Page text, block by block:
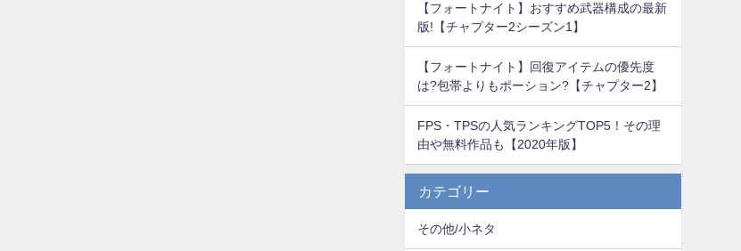
【フォートナイト】おすすめ武器構成の最新
版!【チャプター2シーズン1】
【フォートナイト】回復アイテムの優先度
は?包帯よりもポーション?【チャプター2】
FPS・TPSの人気ランキングTOP5！その理
由や無料作品も【2020年版】
カテゴリー
その他/小ネタ